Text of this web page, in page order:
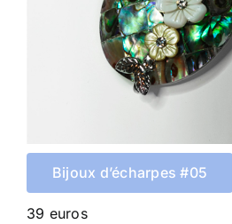
Bijoux d’écharpes #05
39 euros